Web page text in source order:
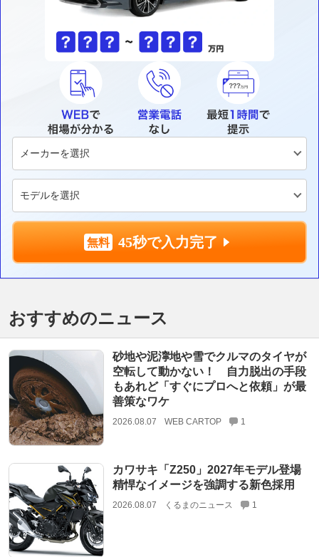
45秒で入力完了
おすすめのニュース
砂地や泥濘地や雪でクルマのタイヤが
空転して動かない！ 自力脱出の手段
もあれど「すぐにプロへと依頼」が最
善策なワケ
2026.08.07 WEB CARTOP 1
カワサキ「Z250」2027年モデル登場
精悍なイメージを強調する新色採用
2026.08.07 くるまのニュース 1